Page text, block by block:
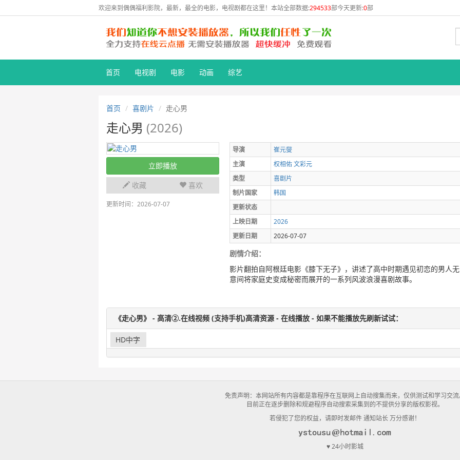
欢迎来到偶偶福利影院，最新，最全的电影，电视剧都在这里！本站全部数据:294533部今天更新:0部
首页 电视剧 电影 动画 综艺
首页 喜剧片 走心男
走心男 (2026)
立即播放
收藏
喜欢
更新时间：2026-07-07
导演
崔元燮
主演
权相佑文彩元
类型
喜剧片
制片国家
韩国
更新状态
上映日期
2026
更新日期
2026-07-07
剧情介绍：
影片翻拍自阿根廷电影《膝下无子》，讲述了高中时期遇见初恋的男人无
意间将家庭史变成秘密而展开的一系列风波浪漫喜剧故事。
《走心男》 - 高清②.在线视频 (支持手机)高清资源 - 在线播放 - 如果不能播放先刷新试试：
HD中字
免责声明：本网站所有内容都是靠程序在互联网上自动搜集而来，仅供测试和学习交
目前正在逐步删除和规避程序自动搜索采集到的不提供分享的版权影视。
若侵犯了您的权益，请即时发邮件 通知站长 万分感谢！
♥ 24小时影城